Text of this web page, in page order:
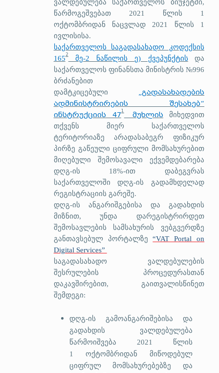
ვალდებულება საქართველოს ბიუჯეტში,
წარმოგეშვებათ 2021 წლის 1
ოქტომბრიდან ნაცვლად 2021 წლის 1
ივლისისა.
საქართველოს საგადასახადო კოდექსის
165
2
მე-2 ნაწილის ე) ქვეპუნქტის
და
საქართველოს ფინანსთა მინისტრის №996
ბრძანებით
დამტკიცებული „გადასახადების
ადმინისტრირების შესახებ“
ინსტრუქციის 471მუხლის მიხედვით
თქვენს მიერ საქართველოს
ტერიტორიაზე არადასაბეგრ ფიზიკურ
პირზე გაწეული ციფრული მომსახურებით
მიღებული შემოსავალი ექვემდებარება
დღგ-ის 18%-ით დაბეგვრას
საქართველოში დღგ-ის გადამხდელად
რეგისტრაციის გარეშე.
დღგ-ის ანგარიშგებისა და გადახდის
მიზნით, უნდა დარეგისტრირდეთ
შემოსავლების სამსახურის ვებგვერდზე
განთავსებულ პორტალზე“VAT Portal on
Digital Services”
საგადასახადო ვალდებულების
შესრულების პროცედურასთან
დაკავშირებით, გაითვალისწინეთ
შემდეგი:
დღგ-ის გამოანგარიშებისა და
გადახდის ვალდებულება
წარმოიშვება 2021 წლის
1ოქტომბრიდან
მიწოდებულ
ციფრულ მომსახურებებზე და